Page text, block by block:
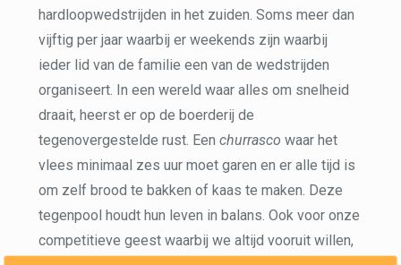
hardloopwedstrijden in het zuiden. Soms meer dan
vijftig per jaar waarbij er weekends zijn waarbij
ieder lid van de familie een van de wedstrijden
organiseert. In een wereld waar alles om snelheid
draait, heerst er op de boerderij de
tegenovergestelde rust. Een churrasco waar het
vlees minimaal zes uur moet garen en er alle tijd is
om zelf brood te bakken of kaas te maken. Deze
tegenpool houdt hun leven in balans. Ook voor onze
competitieve geest waarbij we altijd vooruit willen,